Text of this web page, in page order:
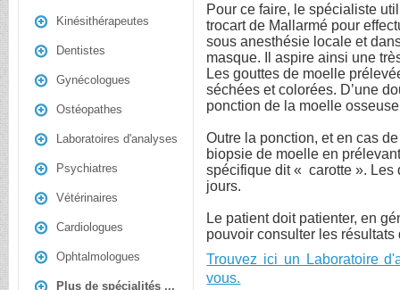
Kinésithérapeutes
Dentistes
Gynécologues
Ostéopathes
Laboratoires d'analyses
Psychiatres
Vétérinaires
Cardiologues
Ophtalmologues
Plus de spécialités ...
Pour ce faire, le spécialiste
trocart de Mallarmé pour
sous anesthésie locale et
masque. Il aspire ainsi une
Les gouttes de moelle
séchées et colorées. D’une
ponction de la moelle
Outre la ponction, et en cas
biopsie de moelle en
spécifique dit « carotte ».
jours.
Le patient doit patienter, en
pouvoir consulter les
Trouvez ici un Laboratoire
vous.